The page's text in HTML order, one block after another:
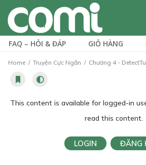
FAQ – HỎI & ĐÁP GIỎ HÀNG
Home Truyện Cực Ngắn Chương 4 -
This content is available for logged-in
read this content.
LOGIN ĐĂNG